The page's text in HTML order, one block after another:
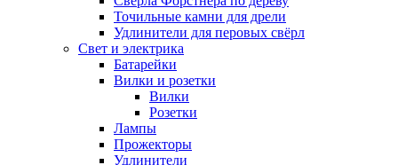
Точильные камни для дрели
Удлинители для перовых свёрл
Свет и электрика
Батарейки
Вилки и розетки
Вилки
Розетки
Лампы
Прожекторы
Удлинители